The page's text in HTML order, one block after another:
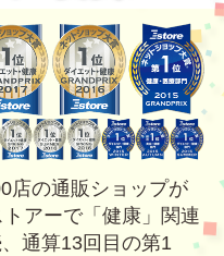
店の通販ショップが
アーで「健康」関連
通算13回目の第1